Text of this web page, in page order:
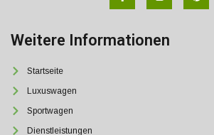
Weitere Informationen
Startseite
Luxuswagen
Sportwagen
Dienstleistungen